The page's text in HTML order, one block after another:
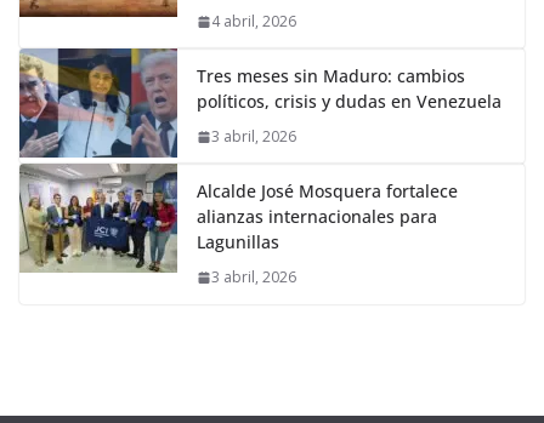
4 abril, 2026
Tres meses sin Maduro: cambios
políticos, crisis y dudas en Venezuela
3 abril, 2026
Alcalde José Mosquera fortalece
alianzas internacionales para
Lagunillas
3 abril, 2026